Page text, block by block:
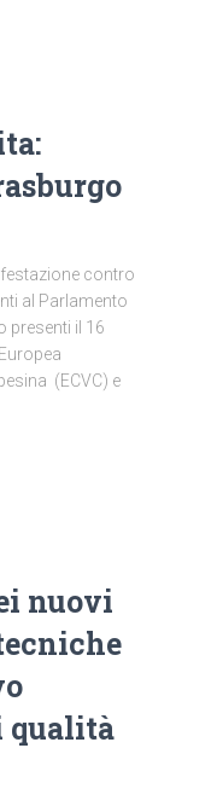
contro
al Parlamento
presenti il 16
(ECVC) e
nuovi
qualità